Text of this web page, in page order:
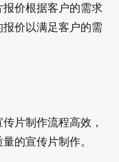
价根据客户的需求
价以满足客户的需
片制作流程高效，
的宣传片制作。